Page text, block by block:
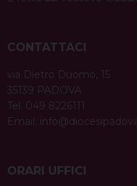
CONTATTACI
via Dietro Duomo, 15
35139 PADOVA
Tel. 049 8226111
Email:
ORARI UFFICI